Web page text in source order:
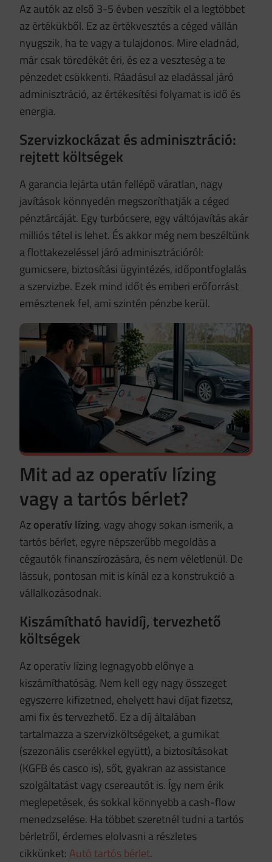
Az autók az első 3-5 évben veszítik el a legtöbbet
az értékükből. Ez az értékvesztés a céged vállán
nyugszik, ha te vagy a tulajdonos. Mire eladnád,
már csak töredékét éri, és ez a veszteség a te
pénzedet csökkenti. Ráadásul az eladással járó
adminisztráció, az értékesítési folyamat is idő és
energia.
Szervizkockázat és adminisztráció:
rejtett költségek
A garancia lejárta után fellépő váratlan, nagy
javítások könnyedén megszoríthatják a céged
pénztárcáját. Egy turbócsere, egy váltójavítás akár
milliós tétel is lehet. És akkor még nem beszéltünk
a flottakezeléssel járó adminisztrációról:
gumicsere, biztosítási ügyintézés, időpontfoglalás
a szervizbe. Ezek mind időt és emberi erőforrást
emésztenek fel, ami szintén pénzbe kerül.
Mit ad az operatív lízing
vagy a tartós bérlet?
Azoperatív lízing, vagy ahogy sokan ismerik, a
tartós bérlet, egyre népszerűbb megoldás a
cégautók finanszírozására, és nem véletlenül. De
lássuk, pontosan mit is kínál ez a konstrukció a
vállalkozásodnak.
Kiszámítható havidíj, tervezhető
költségek
Az operatív lízing legnagyobb előnye a
kiszámíthatóság. Nem kell egy nagy összeget
egyszerre kifizetned, ehelyett havi díjat fizetsz,
ami fix és tervezhető. Ez a díj általában
tartalmazza a szervizköltségeket, a gumikat
(szezonális cserékkel együtt), a biztosításokat
(KGFB és casco is), sőt, gyakran az assistance
szolgáltatást vagy csereautót is. Így nem érik
meglepetések, és sokkal könnyebb a cash-flow
menedzselése. Ha többet szeretnél tudni a tartós
bérletről, érdemes elolvasni a részletes
cikkünket: Autó tartós bérlet.